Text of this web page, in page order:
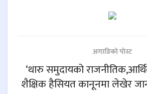
अगाडिकाे पाेस्ट
‘थारु समुदायको
शैक्षिक हैसियत कानूनमा लेखेर